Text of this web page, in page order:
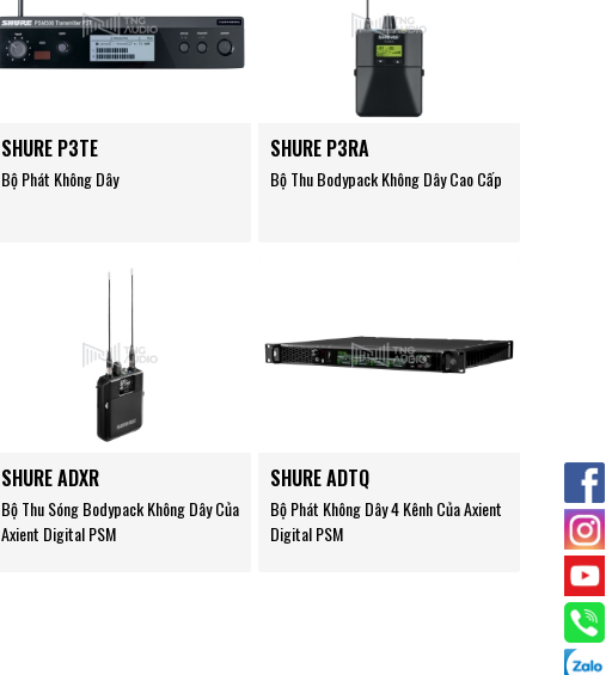
SHURE P3TE
Bộ Phát Không Dây
SHURE P3RA
Bộ Thu Bodypack Không Dây Cao Cấp
SHURE ADXR
Bộ Thu Sóng Bodypack Không Dây Của
Axient Digital PSM
SHURE ADTQ
Bộ Phát Không Dây 4 Kênh Của Axient
Digital PSM